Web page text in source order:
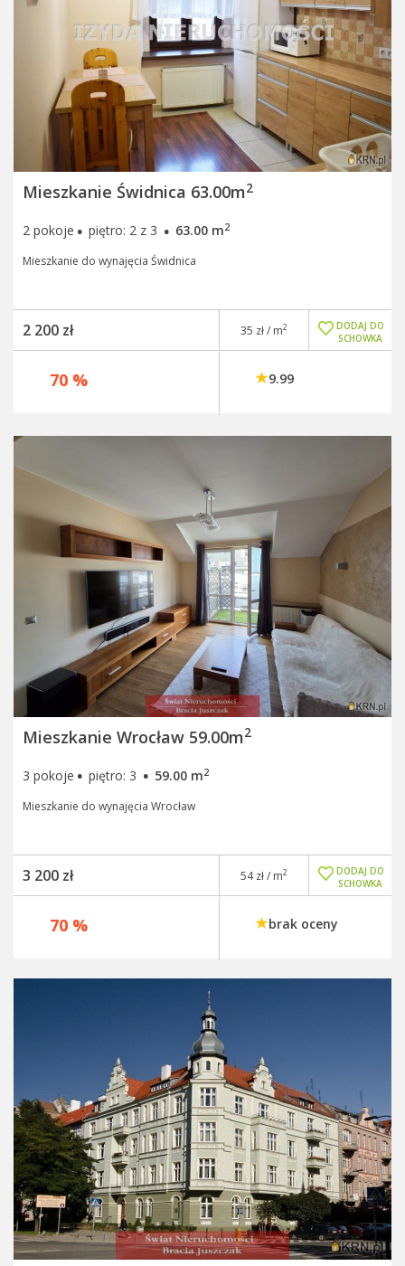
Mieszkanie Świdnica 63.00m2
2 pokoje · piętro: 2 z 3 · 63.00 m2
Mieszkanie do wynajęcia Świdnica
2 200 zł
DODAJ DO
SCHOWKA
35 zł / m2
70 % 9.99
Mieszkanie Wrocław 59.00m2
3 pokoje · piętro: 3 · 59.00 m2
Mieszkanie do wynajęcia Wrocław
3 200 zł
DODAJ DO
SCHOWKA
54 zł / m2
70 % brak oceny